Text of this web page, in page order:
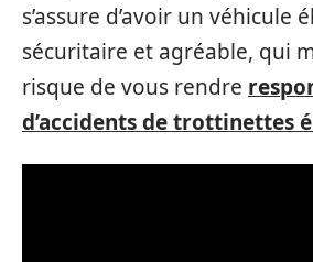
s’assure d’avoir un véhicule
sécuritaire et agréable, qui
risque de vous rendre
d’accidents de trottinettes